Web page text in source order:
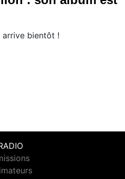
arrive bientôt !